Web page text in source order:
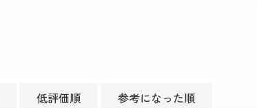
低評価順 参考になった順